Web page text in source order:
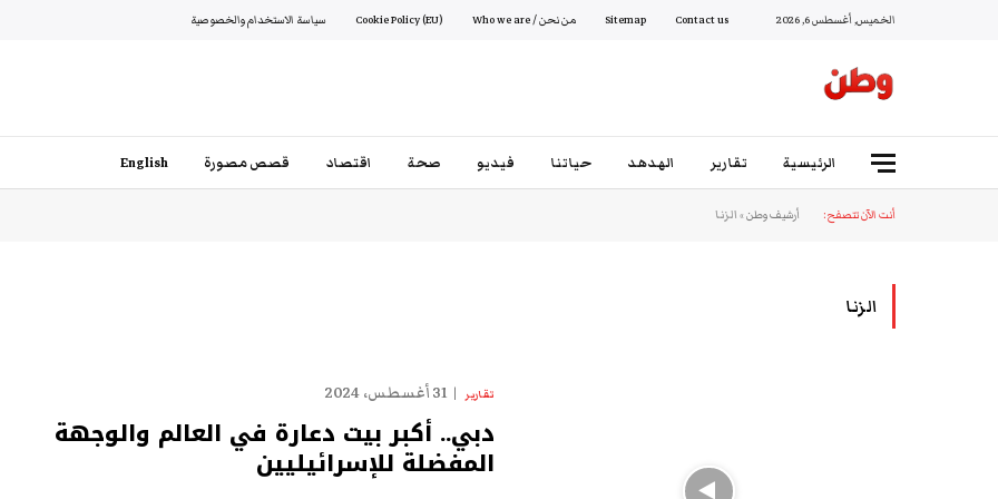
الخميس, أغسطس 6, 2026 Contact us
Sitemap من نحن / Who we are Cookie Policy (EU) سياسة الاستخدام والخصوصية
الرئيسية تقارير الهدهد حياتنا فيديو صحة اقتصاد قصص مصورة English
أنت الآن تتصفح: أرشيف وطن»الزنا
الزنا
تقارير 31 أغسطس، 2024
دبي.. أكبر بيت دعارة في العالم والوجهة
المفضلة للإسرائيليين